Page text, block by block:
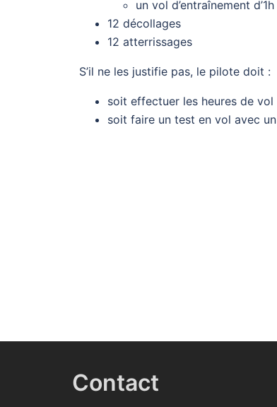
un vol d’entraînement
12 décollages
12 atterrissages
S’il ne les justifie pas, le pilote doit :
soit effectuer les heures de vol
soit faire un test en vol avec
Contact